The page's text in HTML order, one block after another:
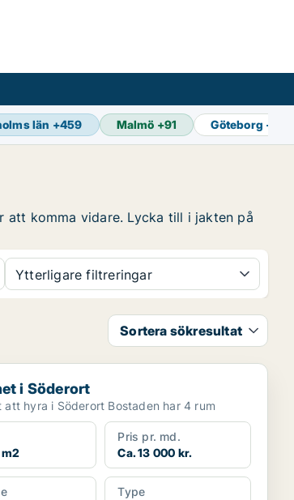
län +459 Malmö +91 Göteborg +
att komma vidare. Lycka till i jakten på
Ytterligare filtreringar
Sortera sökresultat
i Söderort
Lägenhet att hyra i Söderort Bostaden har 4 rum
m2
Pris pr. md.
Ca. 13 000 kr.
Type